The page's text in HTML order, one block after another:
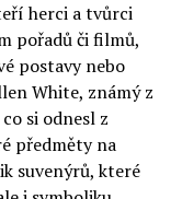
herci a tvůrci
pořadů či filmů,
postavy nebo
White, známý z
si odnesl z
předměty na
suvenýrů, které